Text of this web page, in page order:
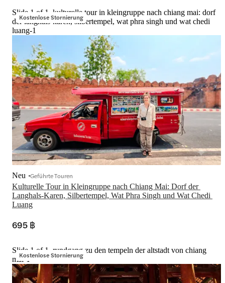
Kostenlose Stornierung
Slide 1 of 1, kulturelle tour in kleingruppe nach chiang mai: dorf
der langhals-karen, silbertempel, wat phra singh und wat chedi
luang-1
Kulturelle Tour in Kleingruppe nach Chiang Mai: Dorf der
Langhals-Karen, Silbertempel, Wat Phra Singh und Wat Chedi
Luang
Neu Geführte Touren
695 ฿
Kostenlose Stornierung
Slide 1 of 1, rundgang zu den tempeln der altstadt von chiang
mai-1